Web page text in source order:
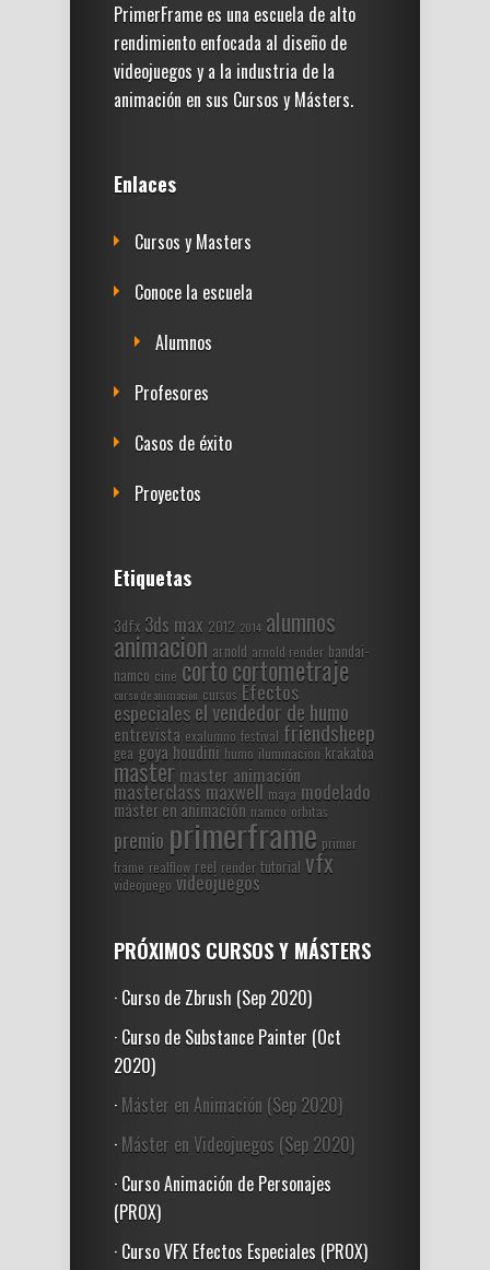
PrimerFrame es una escuela de alto
rendimiento enfocada al diseño de
videojuegos y a la industria de la
animación en sus Cursos y Másters.
Enlaces
Cursos y Masters
Conoce la escuela
Alumnos
Profesores
Casos de éxito
Proyectos
Etiquetas
3dfx 3ds max 2012 2014 alumnos
animacion arnold arnold render bandai-
namco cine cortocortometraje
curso de animación cursos Efectos
especialesel vendedor de humo
entrevista exalumno festival friendsheep
gea goya houdini humo iluminacion krakatoa
master master animación
masterclass maxwell maya modelado
máster en animación namco orbitas
premio primerframe primer
frame realflow reel render tutorial vfx
videojuego videojuegos
PRÓXIMOS CURSOS Y MÁSTERS
· Curso de Zbrush (Sep 2020)
· Curso de Substance Painter (Oct
2020)
· Máster en Animación (Sep 2020)
· Máster en Videojuegos (Sep 2020)
· Curso Animación de Personajes
(PROX)
· Curso VFX Efectos Especiales (PROX)